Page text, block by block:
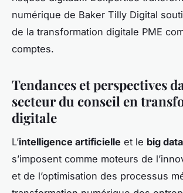
numérique de Baker Tilly Digital
de la transformation digitale PME
comptes.
Tendances et perspectives
secteur du conseil en
digitale
L’intelligence artificielle et le big
s’imposent comme moteurs de
et de l’optimisation des processus